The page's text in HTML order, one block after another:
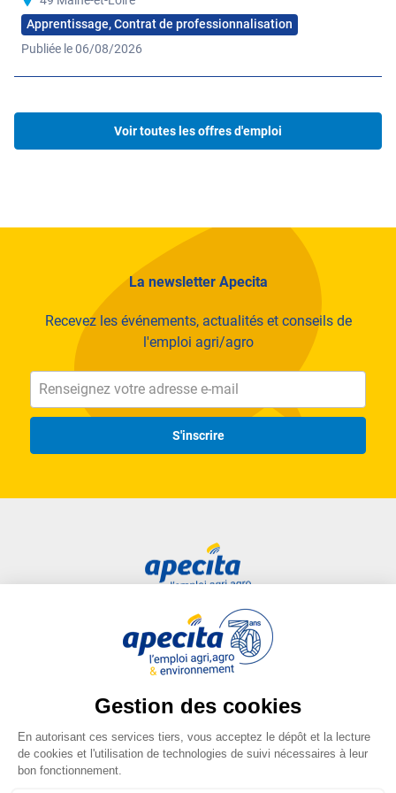
demain dans un esprit innovant et performant !
Nos expertises
Production végétale
Apprentissage, Contrat de professionnalisation
Publiée le 06/08/2026
Voir toutes les offres d'emploi
La newsletter Apecita
Recevez les événements, actualités et conseils de
l'emploi agri/agro
S'inscrire
Entreprise
Centre de formation
Liens utiles
Plan du site
FAQ